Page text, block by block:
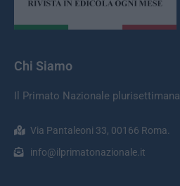
Chi Siamo
Il Primato Nazionale
Via Pantaleoni 33, 00166 Roma.
info@ilprimatonazionale.it